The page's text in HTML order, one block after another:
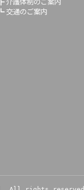
┗交通のご案内